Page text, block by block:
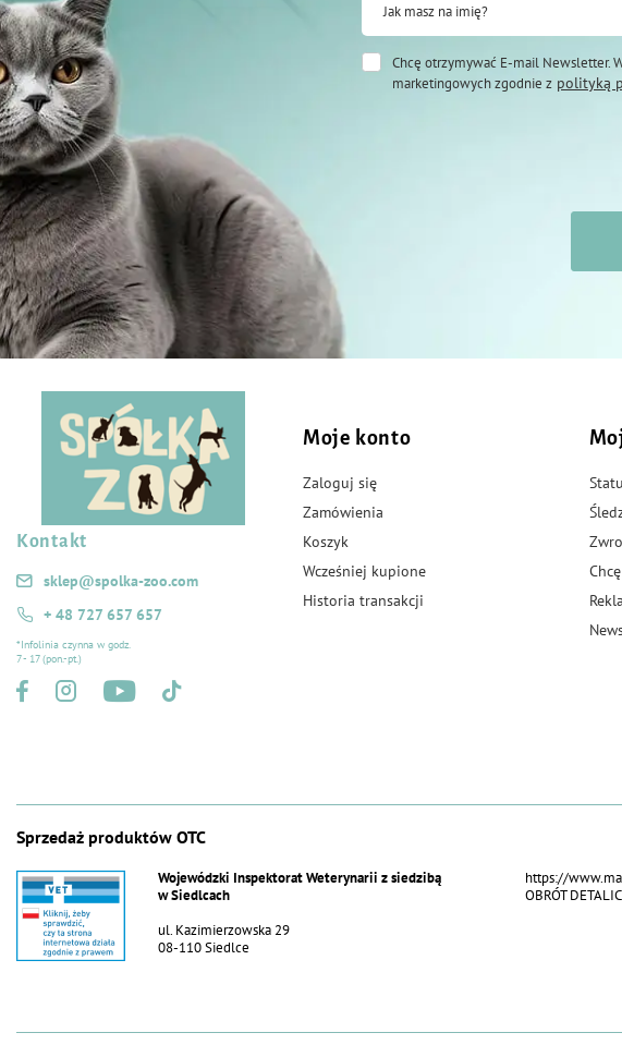
barwniki
SPOSÓB UŻYCIA
Podawaj jako uzupełnienie pełnowartościowego pokarmu.
Jak masz na imię?
Chcę otrzymywać E-mail Newsletter.
marketingowych zgodnie z polityką
Kontakt
sklep@spolka-zoo.com
+ 48 727 657 657
*Infolinia czynna w godz.
7 - 17 (pon.-pt.)
Moje konto
Zaloguj się
Zamówienia
Koszyk
Wcześniej kupione
Historia transakcji
Sprzedaż produktów OTC
Wojewódzki Inspektorat Weterynarii z siedzibą
w Siedlcach
ul. Kazimierzowska 29
08-110 Siedlce
https://
OBRÓT